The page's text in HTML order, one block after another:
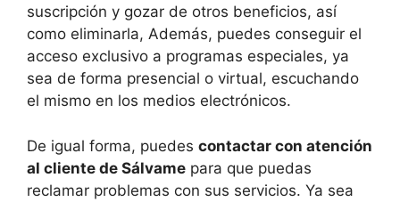
suscripción y gozar de otros beneficios, así
como eliminarla, Además, puedes conseguir el
acceso exclusivo a programas especiales, ya
sea de forma presencial o virtual, escuchando
el mismo en los medios electrónicos.
De igual forma, puedes contactar con atención
al cliente de Sálvame para que puedas
reclamar problemas con sus servicios. Ya sea